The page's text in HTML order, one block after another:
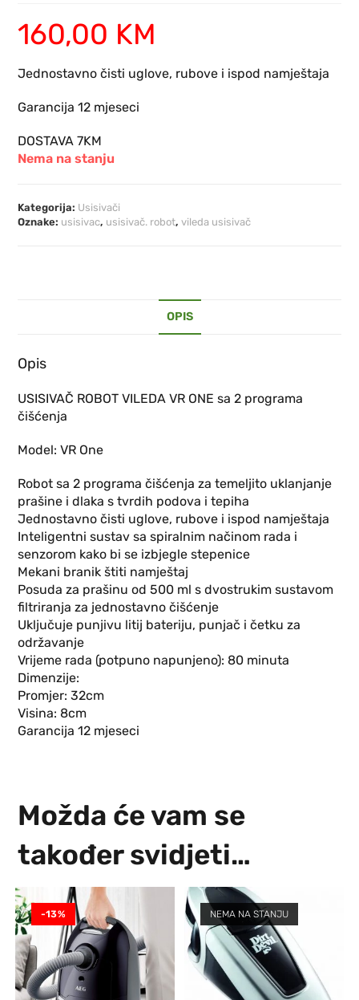
160,00 KM
Jednostavno čisti uglove, rubove i ispod namještaja
Garancija 12 mjeseci
DOSTAVA 7KM
Nema na stanju
Kategorija: Usisivači
Oznake: usisivac, usisivač. robot,vileda usisivač
OPIS
Opis
USISIVAČ ROBOT VILEDA VR ONE sa 2 programa
čišćenja
Model: VR One
Robot sa 2 programa čišćenja za temeljito uklanjanje
prašine i dlaka s tvrdih podova i tepiha
Jednostavno čisti uglove, rubove i ispod namještaja
Inteligentni sustav sa spiralnim načinom rada i
senzorom kako bi se izbjegle stepenice
Mekani branik štiti namještaj
Posuda za prašinu od 500 ml s dvostrukim sustavom
filtriranja za jednostavno čišćenje
Uključuje punjivu litij bateriju, punjač i četku za
održavanje
Vrijeme rada (potpuno napunjeno): 80 minuta
Dimenzije:
Promjer: 32cm
Visina: 8cm
Garancija 12 mjeseci
Možda će vam se
također svidjeti…
-13% NEMA NA STANJU